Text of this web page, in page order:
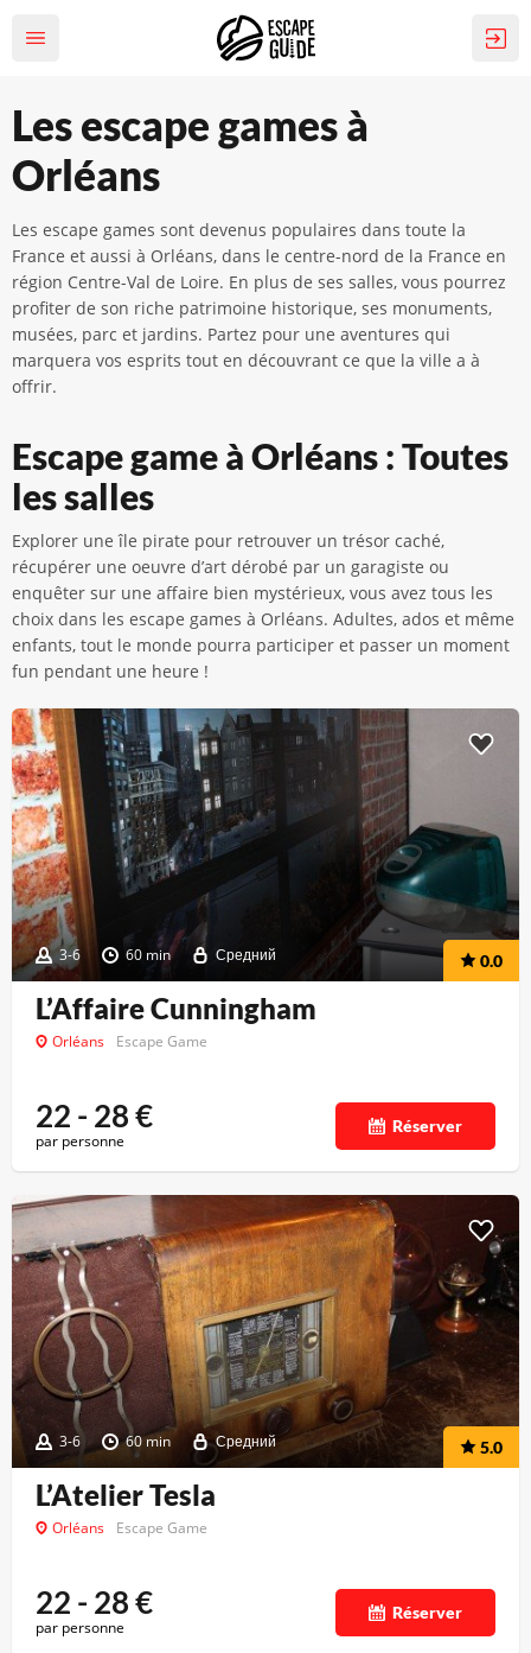
Les escape games à
Orléans
Les escape games sont devenus populaires dans toute la
France et aussi à Orléans, dans le centre-nord de la France en
région Centre-Val de Loire. En plus de ses salles, vous pourrez
profiter de son riche patrimoine historique, ses monuments,
musées, parc et jardins. Partez pour une aventures qui
marquera vos esprits tout en découvrant ce que la ville a à
offrir.
Escape game à Orléans : Toutes
les salles
Explorer une île pirate pour retrouver un trésor caché,
récupérer une oeuvre d’art dérobé par un garagiste ou
enquêter sur une affaire bien mystérieux, vous avez tous les
choix dans les escape games à Orléans. Adultes, ados et même
enfants, tout le monde pourra participer et passer un moment
fun pendant une heure !
3-6 60 min Средний 0.0
L’Affaire Cunningham
Orléans Escape Game
22 - 28€
par personne
Réserver
3-6 60 min Средний 5.0
L’Atelier Tesla
Orléans Escape Game
22 - 28€
par personne
Réserver